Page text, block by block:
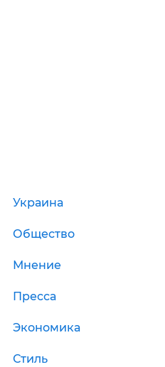
Украина
Общество
Мнение
Пресса
Экономика
Стиль